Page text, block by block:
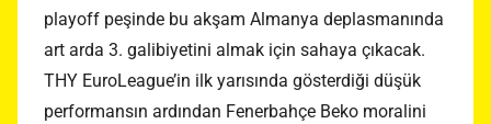
playoff peşinde bu akşam Almanya deplasmanında
art arda 3. galibiyetini almak için sahaya çıkacak.
THY EuroLeague’in ilk yarısında gösterdiği düşük
performansın ardından Fenerbahçe Beko moralini